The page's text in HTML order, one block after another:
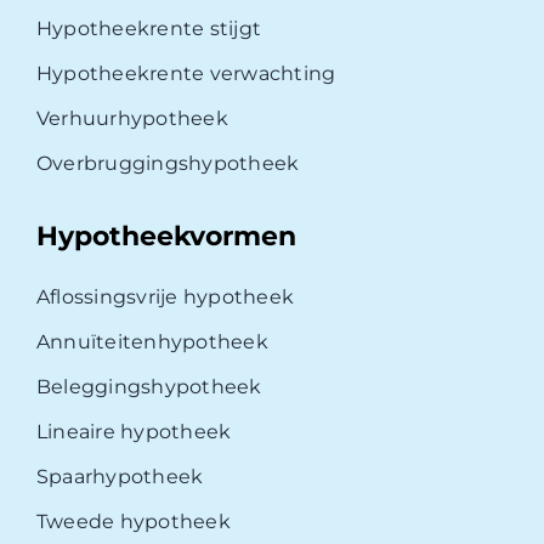
Hypotheekrente stijgt
Hypotheekrente verwachting
Verhuurhypotheek
Overbruggingshypotheek
Hypotheekvormen
Aflossingsvrije hypotheek
Annuïteitenhypotheek
Beleggingshypotheek
Lineaire hypotheek
Spaarhypotheek
Tweede hypotheek